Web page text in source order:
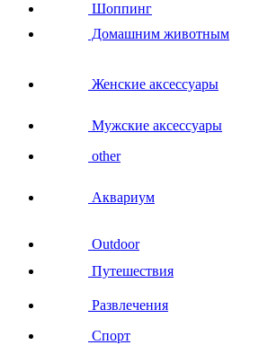
Шоппинг
Домашним животным
Женские аксессуары
Мужские аксессуары
other
Аквариум
Outdoor
Путешествия
Развлечения
Спорт